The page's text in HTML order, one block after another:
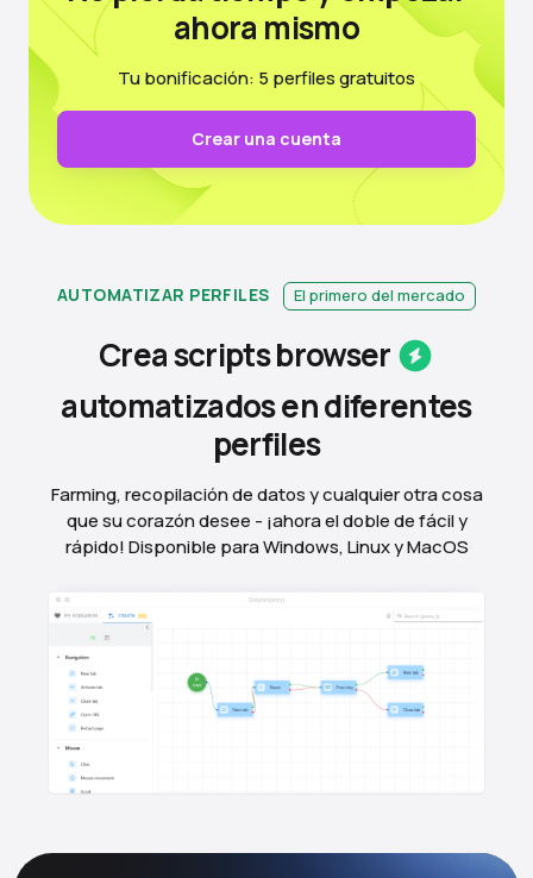
ahora mismo
Tu bonificación: 5 perfiles gratuitos
Crear una cuenta
AUTOMATIZAR PERFILES El primero del mercado
Crea scriptsbrowser
automatizados en diferentes
perfiles
Farming, recopilación de datos y cualquier otra cosa
que su corazón desee - ¡ahora el doble de fácil y
rápido! Disponible para Windows, Linux y MacOS